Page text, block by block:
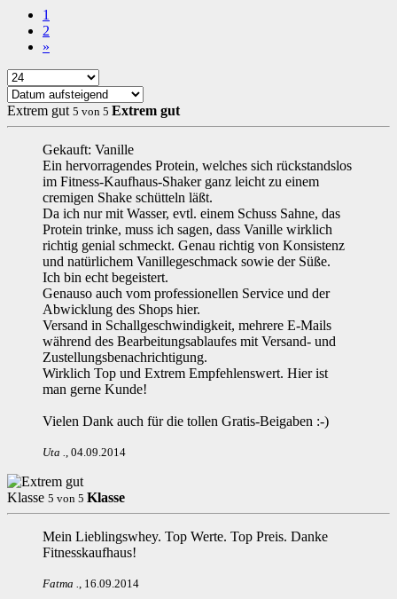
1
2
»
Extrem gut 5 von 5 Extrem gut
Gekauft: Vanille
Ein hervorragendes Protein, welches sich rückstandslos
im Fitness-Kaufhaus-Shaker ganz leicht zu einem
cremigen Shake schütteln läßt.
Da ich nur mit Wasser, evtl. einem Schuss Sahne, das
Protein trinke, muss ich sagen, dass Vanille wirklich
richtig genial schmeckt. Genau richtig von Konsistenz
und natürlichem Vanillegeschmack sowie der Süße.
Ich bin echt begeistert.
Genauso auch vom professionellen Service und der
Abwicklung des Shops hier.
Versand in Schallgeschwindigkeit, mehrere E-Mails
während des Bearbeitungsablaufes mit Versand- und
Zustellungsbenachrichtigung.
Wirklich Top und Extrem Empfehlenswert. Hier ist
man gerne Kunde!
Vielen Dank auch für die tollen Gratis-Beigaben :-)
Uta ., 04.09.2014
Klasse 5 von 5 Klasse
Mein Lieblingswhey. Top Werte. Top Preis. Danke
Fitnesskaufhaus!
Fatma ., 16.09.2014